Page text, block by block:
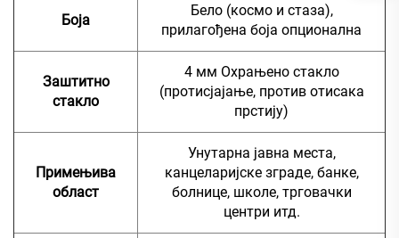
Боја
Бело (космо и стаза),
прилагођена боја опционална
Заштитно
стакло
4 мм Охрањено стакло
(протисјајање, против отисака
прстију)
Примењива
област
Унутарна јавна места,
канцеларијске зграде, банке,
болнице, школе, трговачки
центри итд.